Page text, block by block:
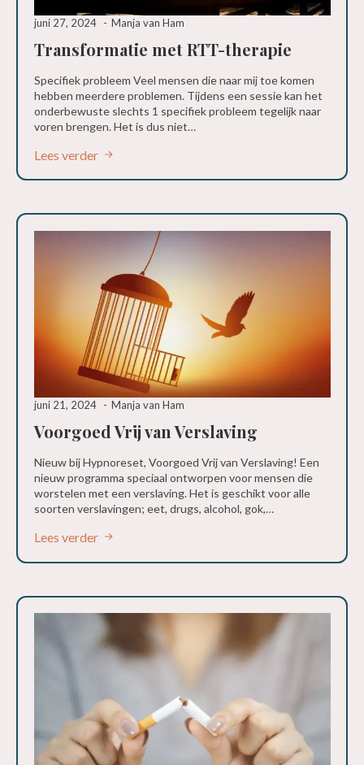
Transformatie met RTT-therapie
juni 27, 2024 Manja van Ham
Specifiek probleem Veel mensen die naar mij toe komen
hebben meerdere problemen. Tijdens een sessie kan het
onderbewuste slechts 1 specifiek probleem tegelijk naar
voren brengen. Het is dus niet…
Lees verder
Voorgoed Vrij van Verslaving
juni 21, 2024 Manja van Ham
Nieuw bij Hypnoreset, Voorgoed Vrij van Verslaving! Een
nieuw programma speciaal ontworpen voor mensen die
worstelen met een verslaving. Het is geschikt voor alle
soorten verslavingen; eet, drugs, alcohol, gok,…
Lees verder